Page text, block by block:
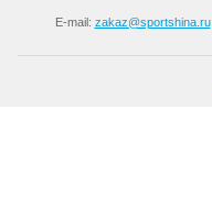
E-mail: zakaz@sportshina.ru